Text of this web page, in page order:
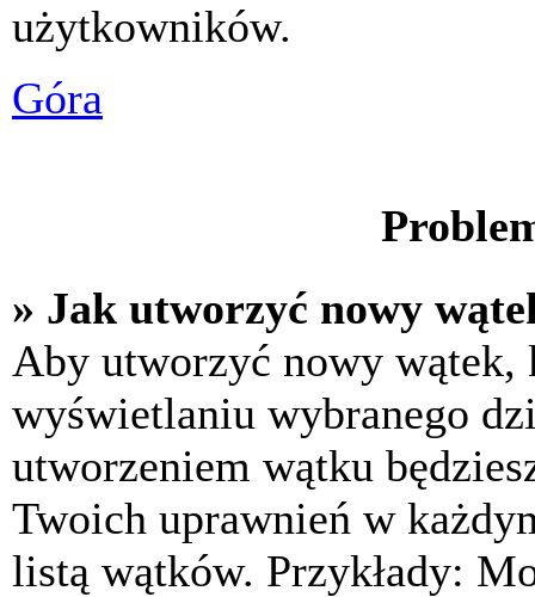
użytkowników.
Góra
» Jak utworzyć nowy
Aby utworzyć nowy
wyświetlaniu wybranego
utworzeniem wątku
Twoich uprawnień w
listą wątków. Przykłady: